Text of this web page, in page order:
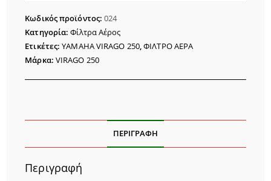
Κωδικός προϊόντος:024
Κατηγορία:Φίλτρα Αέρος
Ετικέτες:YAMAHA VIRAGO 250,ΦΙΛΤΡΟ ΑΕΡΑ
Μάρκα: VIRAGO 250
ΠΕΡΙΓΡΑΦΉ
Περιγραφή